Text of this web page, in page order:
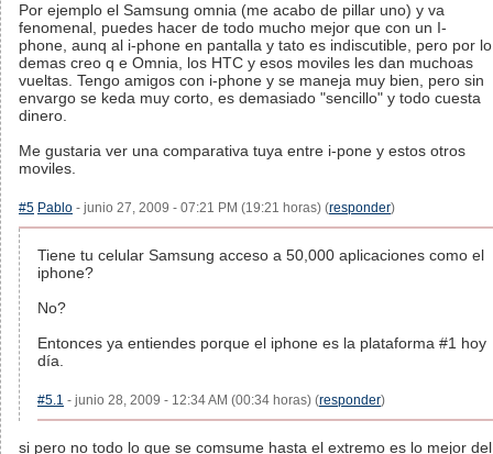
Por ejemplo el Samsung omnia (me acabo de pillar uno) y va
fenomenal, puedes hacer de todo mucho mejor que con un I-
phone, aunq al i-phone en pantalla y tato es indiscutible, pero por lo
demas creo q e Omnia, los HTC y esos moviles les dan muchoas
vueltas. Tengo amigos con i-phone y se maneja muy bien, pero sin
envargo se keda muy corto, es demasiado "sencillo" y todo cuesta
dinero.
Me gustaria ver una comparativa tuya entre i-pone y estos otros
moviles.
#5 Pablo - junio 27, 2009 - 07:21 PM (19:21 horas) (responder)
Tiene tu celular Samsung acceso a 50,000 aplicaciones como el
iphone?
No?
Entonces ya entiendes porque el iphone es la plataforma #1 hoy
día.
#5.1 - junio 28, 2009 - 12:34 AM (00:34 horas) (responder)
si pero no todo lo que se comsume hasta el extremo es lo mejor del